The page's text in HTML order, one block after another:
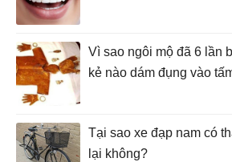
Vì sao ngôi mộ đã 6 lần
kẻ nào dám đụng vào
Tại sao xe đạp nam có
lại không?